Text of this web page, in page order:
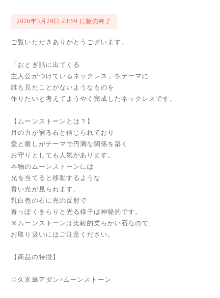
2026年3月29日 23:59 に販売終了
ご覧いただきありがとうございます。
「おとぎ話に出てくる
主人公がつけているネックレス」をテーマに
誰も見たことがないようなものを
作りたいと考えてようやく完成したネックレスです。
【ムーンストーンとは？】
月の力が宿る石と信じられており
愛と癒しがテーマで円満な関係を築く
お守りとしても人気があります。
本物のムーンストーンには
光を当てると移動するような
青い光が見られます。
乳白色の石に光の反射で
青っぽくきらりと光る様子は神秘的です。
※ムーンストーンは比較的柔らかい石なので
お取り扱いにはご注意ください。
【商品の特徴】
♢久米島アダン×ムーンストーン